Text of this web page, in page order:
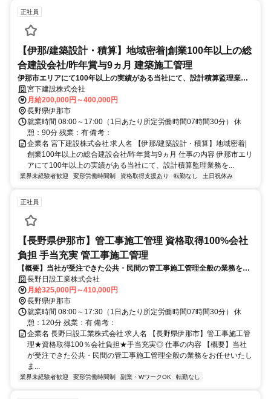
正社員
【伊那/建築設計・積算】地域密着|創業100年以上の総
合建設会社/昨年賞与9ヵ月 建築施工管理
伊那市エリアにて100年以上の実績がある当社にて、設計積算監理業務
をお任せいたします。転勤がなく平均残業は15時間程度。さらに事業基
盤が安定しており、ワークライフどちらも充実させられる環境です。
宮下建設株式会社
月給200,000円～400,000円
長野県伊那市
就業時間 08:00～17:00（1日あたり所定労働時間07時間30分） 休
憩：90分 残業：有 備考：
企業名 宮下建設株式会社 求人名 【伊那/建築設計・積算】地域密着|
創業100年以上の総合建設会社/昨年賞与9ヵ月 仕事の内容 伊那市エリ
アにて100年以上の実績がある当社にて、設計積算監理業務を...
業界未経験者歓迎 変形労働時間制 資格取得支援あり 転勤なし 土日祝休み
正社員
【長野県伊那市】管工事施工管理 資格取得100%会社
負担 手当充実 管工事施工管理
【概要】当社が受注できた公共・民間の管工事施工管理全般の業務をお
任せいたします。関わる案件の大半は民間からの案件となります。
長野日設工業株式会社
月給325,000円～410,000円
長野県伊那市
就業時間 08:00～17:30（1日あたり所定労働時間07時間30分） 休
憩：120分 残業：有 備考：
企業名 長野日設工業株式会社 求人名 【長野県伊那市】管工事施工管
理★資格取得100％会社負担★手当充実◎ 仕事の内容 【概要】当社
が受注できた公共・民間の管工事施工管理全般の業務をお任せいたし
ま...
業界未経験者歓迎 変形労働時間制 副業・WワークOK 転勤なし